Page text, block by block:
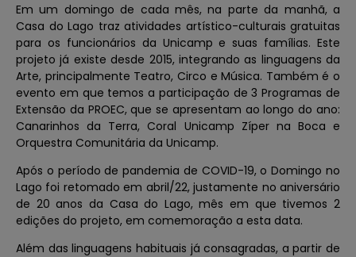
Em um domingo de cada mês, na parte da manhã, a
Casa do Lago traz atividades artístico-culturais gratuitas
para os funcionários da Unicamp e suas famílias. Este
projeto já existe desde 2015, integrando as linguagens da
Arte, principalmente Teatro, Circo e Música. Também é o
evento em que temos a participação de 3 Programas de
Extensão da PROEC, que se apresentam ao longo do ano:
Canarinhos da Terra, Coral Unicamp Zíper na Boca e
Orquestra Comunitária da Unicamp.
Após o período de pandemia de COVID-19, o Domingo no
Lago foi retomado em abril/22, justamente no aniversário
de 20 anos da Casa do Lago, mês em que tivemos 2
edições do projeto, em comemoração a esta data.
Além das linguagens habituais já consagradas, a partir de